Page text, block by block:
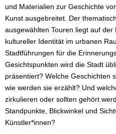
und Materialien zur Geschichte
Kunst ausgebreitet. Der
ausgewählten Touren liegt auf
kultureller Identität im urbanen
Stadtführungen für die
Gesichtspunkten wird die Stadt
präsentiert? Welche Geschichten
wie werden sie erzählt? Und
zirkulieren oder sollten gehört
Standpunkte, Blickwinkel und
Künstler*innen?